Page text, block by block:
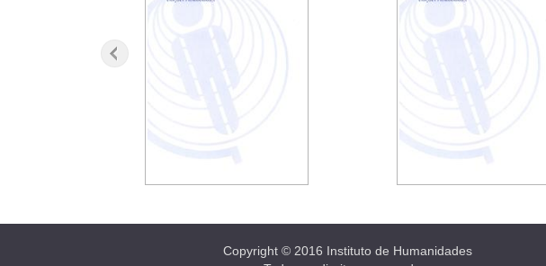
Copyright © 2016 Instituto de Humanidades